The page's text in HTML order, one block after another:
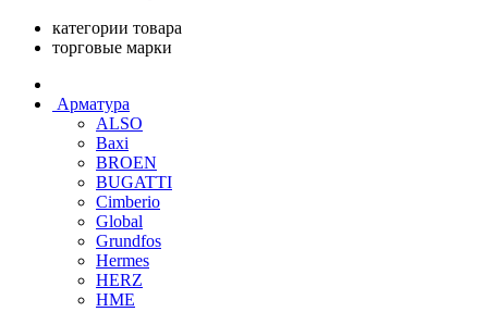
категории товара
торговые марки
Арматура
ALSO
Baxi
BROEN
BUGATTI
Cimberio
Global
Grundfos
Hermes
HERZ
HME